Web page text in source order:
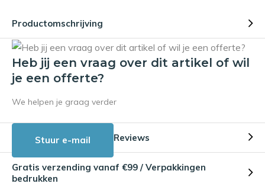
Productomschrijving
Heb jij een vraag over dit artikel of wil
je een offerte?
We helpen je graag verder
Stuur e-mail Reviews
Gratis verzending vanaf €99 / Verpakkingen
bedrukken